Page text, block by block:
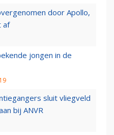
door Apollo,
af
jongen in de
sluit vliegveld
bij ANVR